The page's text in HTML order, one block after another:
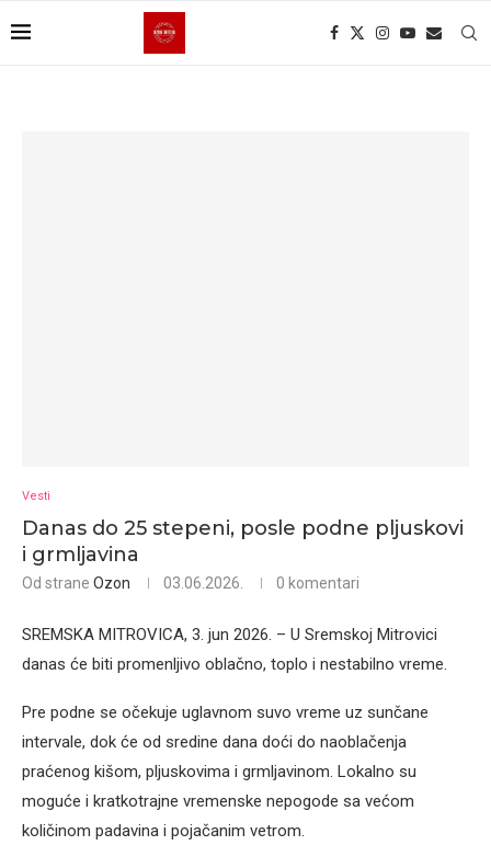
Vesti
Danas do 25 stepeni, posle podne pljuskovi
i grmljavina
Od strane Ozon 03.06.2026. 0 komentari
SREMSKA MITROVICA, 3. jun 2026. – U Sremskoj Mitrovici
danas će biti promenljivo oblačno, toplo i nestabilno vreme.
Pre podne se očekuje uglavnom suvo vreme uz sunčane
intervale, dok će od sredine dana doći do naoblačenja
praćenog kišom, pljuskovima i grmljavinom. Lokalno su
moguće i kratkotrajne vremenske nepogode sa većom
količinom padavina i pojačanim vetrom.